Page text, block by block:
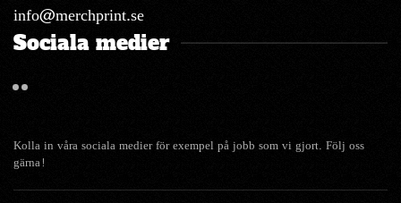
info@merchprint.se
Sociala medier
Kolla in våra sociala medier för exempel på jobb som vi gjort. Följ oss
gärna!